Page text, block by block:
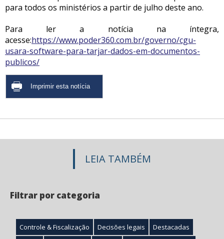
para todos os ministérios a partir de julho deste ano.
Para ler a notícia na íntegra,
acesse:https://www.poder360.com.br/governo/cgu-
usara-software-para-tarjar-dados-em-documentos-
publicos/
LEIA TAMBÉM
Filtrar por categoria
Controle & Fiscalização Decisões legais
Destacadas